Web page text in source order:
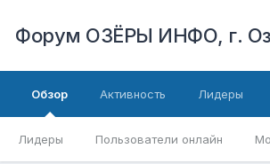
Форум ОЗЁРЫ ИНФО, г.
Обзор
Лидеры Пользователи онлайн
Активность Лидеры